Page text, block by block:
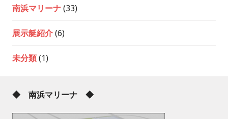
南浜マリーナ(33)
展示艇紹介(6)
未分類(1)
◆ 南浜マリーナ ◆